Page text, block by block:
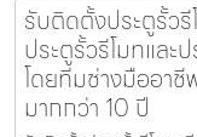
รับติดตั้งประตูรั้วรี
ประตูรั้วรีโมทแล
โดยทีมช่างมืออา
มากกว่า 10 ปี